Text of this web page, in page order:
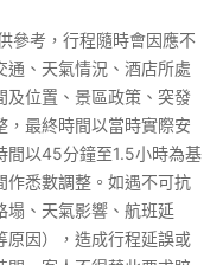
參考，行程隨時會因應不
通、天氣情況、酒店所處
及位置、景區政策、突發
，最終時間以當時實際安
間以45分鐘至1.5小時為基
作悉數調整。如遇不可抗
塌、天氣影響、航班延
原因），造成行程延誤或